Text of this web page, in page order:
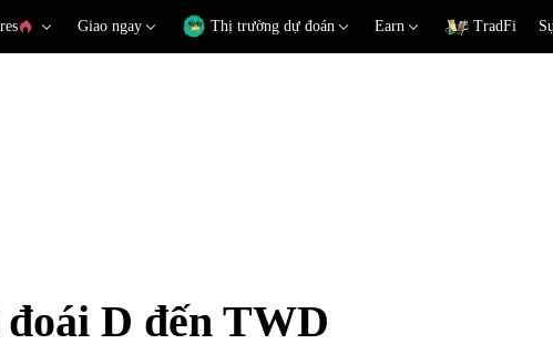
Giao ngay Thị trường dự đoán Earn TradFi
D đến TWD